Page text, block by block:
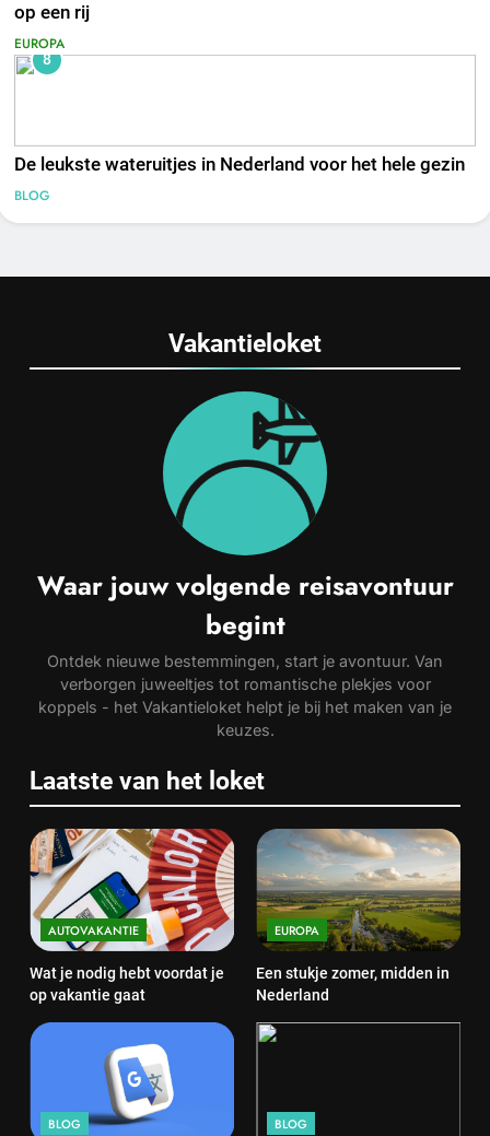
op een rij
EUROPA
8
De leukste wateruitjes in Nederland voor het hele gezin
BLOG
Vakantieloket
Waar jouw volgende reisavontuur
begint
Ontdek nieuwe bestemmingen, start je avontuur. Van
verborgen juweeltjes tot romantische plekjes voor
koppels - het Vakantieloket helpt je bij het maken van je
keuzes.
Laatste van het loket
AUTOVAKANTIE
Wat je nodig hebt voordat je
op vakantie gaat
EUROPA
Een stukje zomer, midden in
Nederland
BLOG BLOG